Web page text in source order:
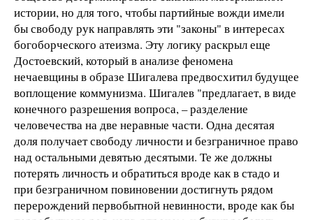
истории, но для того, чтобы партийные вожди имели
бы свободу рук направлять эти "законы" в интересах
богоборческого атеизма. Эту логику раскрыл еще
Достоевский, который в анализе феномена
нечаевщины в образе Шигалева предвосхитил будущее
воплощение коммунизма. Шигалев "предлагает, в виде
конечного разрешения вопроса, – разделение
человечества на две неравные части. Одна десятая
доля получает свободу личности и безграничное право
над остальными девятью десятыми. Те же должны
потерять личность и обратиться вроде как в стадо и
при безграничном повиновении достигнуть рядом
перерождений первобытной невинности, вроде как бы